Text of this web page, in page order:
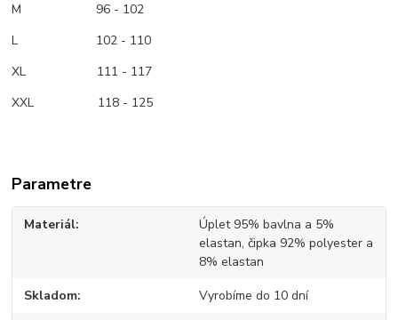
M
96 - 102
L 102 - 110
XL 111 - 117
XXL 118 - 125
Parametre
Materiál
Úplet 95% bavlna a 5%
elastan, čipka 92% polyester a
8% elastan
Skladom Vyrobíme do 10 dní